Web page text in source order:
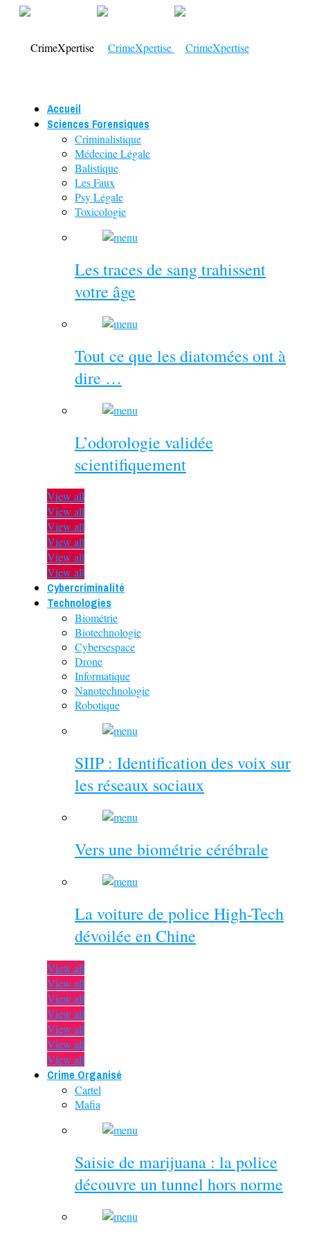
Accueil
Sciences Forensiques
Criminalistique
Médecine Légale
Balistique
Les Faux
Psy Légale
Toxicologie
Les traces de sang trahissent
votre âge
Tout ce que les diatomées ont à
dire …
L’odorologie validée
scientifiquement
View all
View all
View all
View all
View all
View all
Cybercriminalité
Technologies
Biométrie
Biotechnologie
Cybersespace
Drone
Informatique
Nanotechnologie
Robotique
SIIP : Identification des voix sur
les réseaux sociaux
Vers une biométrie cérébrale
La voiture de police High-Tech
dévoilée en Chine
View all
View all
View all
View all
View all
View all
View all
Crime Organisé
Cartel
Mafia
Saisie de marijuana : la police
découvre un tunnel hors norme